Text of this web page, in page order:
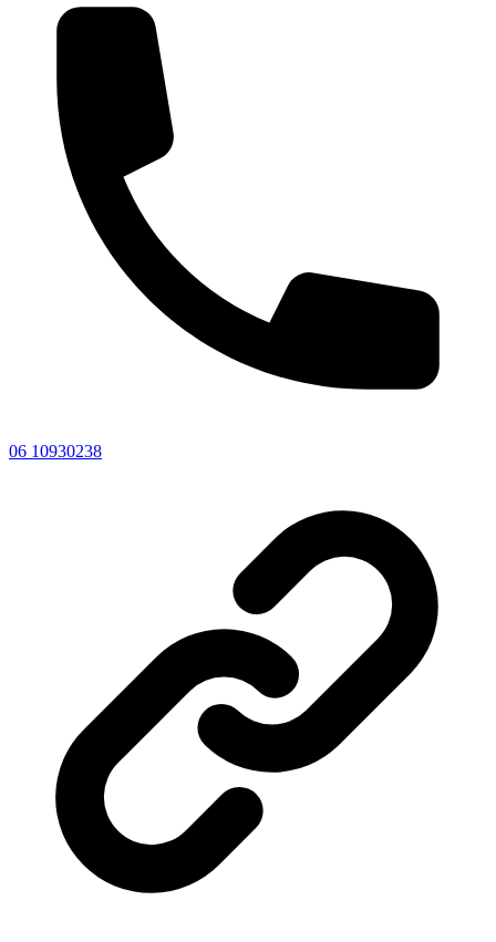
06 10930238